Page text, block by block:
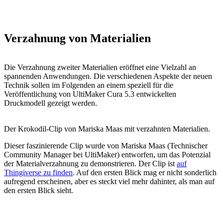
Verzahnung von Materialien
Die Verzahnung zweiter Materialien eröffnet eine Vielzahl an
spannenden Anwendungen. Die verschiedenen Aspekte der neuen
Technik sollen im Folgenden an einem speziell für die
Veröffentlichung von UltiMaker Cura 5.3 entwickelten
Druckmodell gezeigt werden.
Der Krokodil-Clip von Mariska Maas mit verzahnten Materialien.
Dieser faszinierende Clip wurde von Mariska Maas (Technischer
Community Manager bei UltiMaker) entworfen, um das Potenzial
der Materialverzahnung zu demonstrieren. Der Clip ist auf
Thingiverse zu finden. Auf den ersten Blick mag er nicht sonderlich
aufregend erscheinen, aber es steckt viel mehr dahinter, als man auf
den ersten Blick sieht.